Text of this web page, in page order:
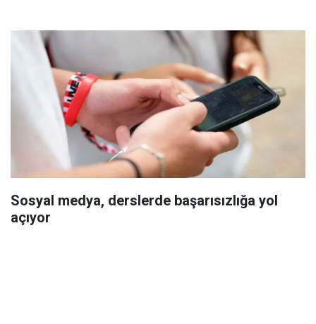
Sosyal medya, derslerde başarısızlığa yol
açıyor